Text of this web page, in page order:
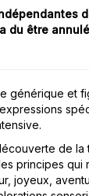
du être
générique et
de la
principes qui
joyeux,